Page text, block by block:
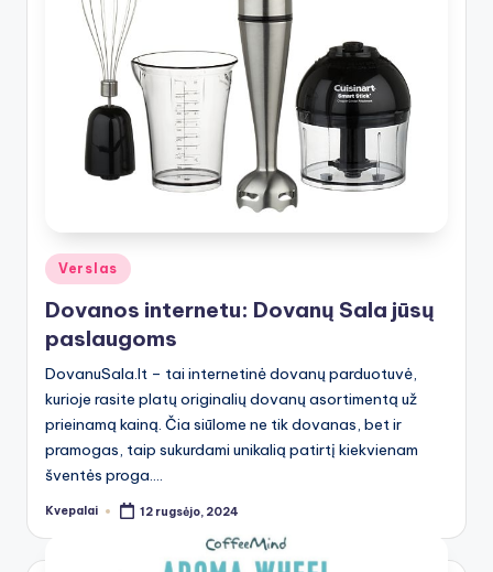
Posted
in
Verslas
Dovanos internetu: Dovanų Sala jūsų
paslaugoms
DovanuSala.lt – tai internetinė dovanų parduotuvė,
kurioje rasite platų originalių dovanų asortimentą už
prieinamą kainą. Čia siūlome ne tik dovanas, bet ir
pramogas, taip sukurdami unikalią patirtį kiekvienam
šventės proga.…
Posted
Kvepalai 12 rugsėjo, 2024